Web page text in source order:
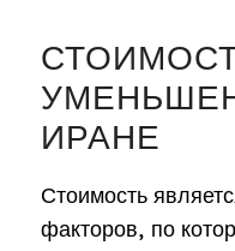
ИРАНЕ
Стоимость
факторов, по